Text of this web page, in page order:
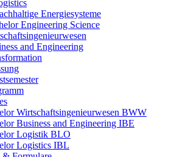
Energiesysteme
Engineering Science
and Engineering
Wirtschaftsingenieurwesen BWW
Business and Engineering IBE
Logistik BLO
Logistics IBL